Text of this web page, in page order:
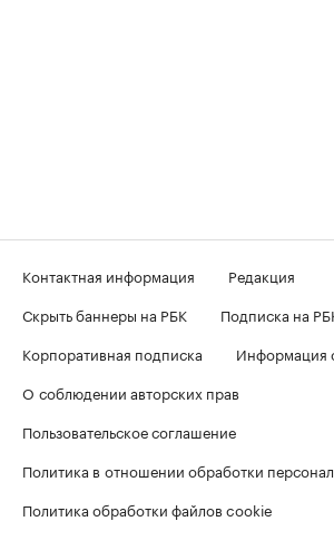
Контактная информация
Редакция
Скрыть баннеры на РБК
Подписка на
Корпоративная подписка
Информация
О соблюдении авторских прав
Пользовательское соглашение
Политика в отношении обработки
Политика обработки файлов cookie